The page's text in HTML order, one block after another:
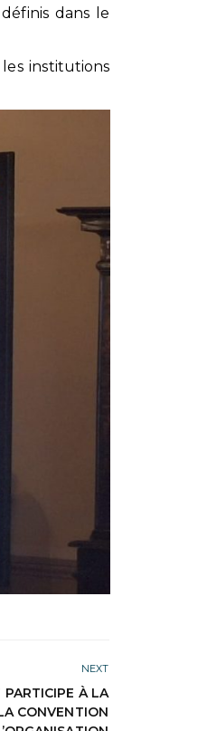
dans le
institutions
NEXT
PARTICIPE À LA
CONVENTION